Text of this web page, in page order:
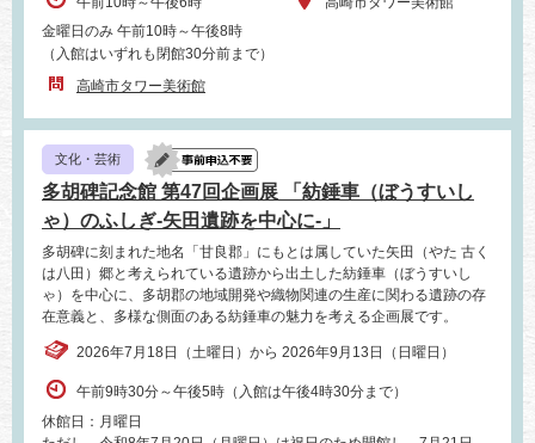
金曜日のみ 午前10時～午後8時
（入館はいずれも閉館30分前まで）
高崎市タワー美術館
文化・芸術
多胡碑記念館 第47回企画展 「紡錘車（ぼうすいし
ゃ）のふしぎ‐矢田遺跡を中心に‐」
多胡碑に刻まれた地名「甘良郡」にもとは属していた矢田（やた 古く
は八田）郷と考えられている遺跡から出土した紡錘車（ぼうすいし
ゃ）を中心に、多胡郡の地域開発や織物関連の生産に関わる遺跡の存
在意義と、多様な側面のある紡錘車の魅力を考える企画展です。
2026年7月18日（土曜日）から 2026年9月13日（日曜日）
午前9時30分～午後5時（入館は午後4時30分まで）
休館日：月曜日